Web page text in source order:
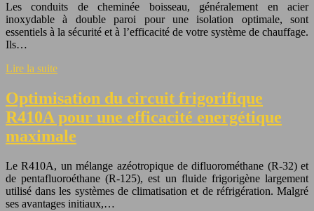
Les conduits de cheminée boisseau, généralement en acier
inoxydable à double paroi pour une isolation optimale, sont
essentiels à la sécurité et à l’efficacité de votre système de chauffage.
Ils…
Lire la suite
Optimisation du circuit frigorifique
R410A pour une efficacité energétique
maximale
Le R410A, un mélange azéotropique de difluorométhane (R-32) et
de pentafluoroéthane (R-125), est un fluide frigorigène largement
utilisé dans les systèmes de climatisation et de réfrigération. Malgré
ses avantages initiaux,…